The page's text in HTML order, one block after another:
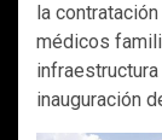
la
médicos
inauguración